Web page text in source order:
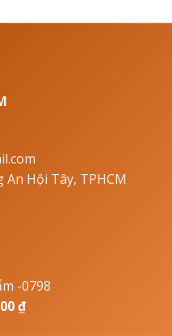
Hội Tây, TPHCM
-0798
₫